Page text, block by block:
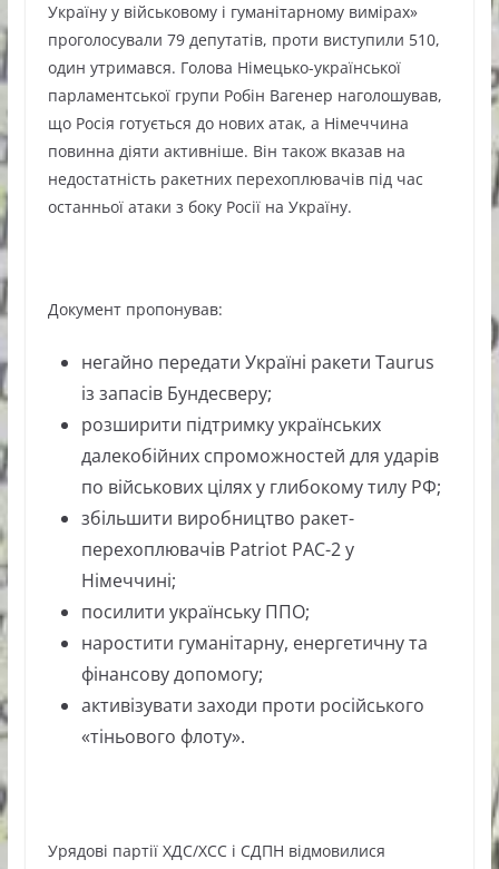
Україну у військовому і гуманітарному вимірах»
проголосували 79 депутатів, проти виступили 510,
один утримався. Голова Німецько-української
парламентської групи Робін Вагенер наголошував,
що Росія готується до нових атак, а Німеччина
повинна діяти активніше. Він також вказав на
недостатність ракетних перехоплювачів під час
останньої атаки з боку Росії на Україну.
Документ пропонував:
негайно передати Україні ракети Taurus
із запасів Бундесверу;
розширити підтримку українських
далекобійних спроможностей для ударів
по військових цілях у глибокому тилу РФ;
збільшити виробництво ракет-
перехоплювачів Patriot PAC-2 у
Німеччині;
посилити українську ППО;
наростити гуманітарну, енергетичну та
фінансову допомогу;
активізувати заходи проти російського
«тіньового флоту».
Урядові партії ХДС/ХСС і СДПН відмовилися